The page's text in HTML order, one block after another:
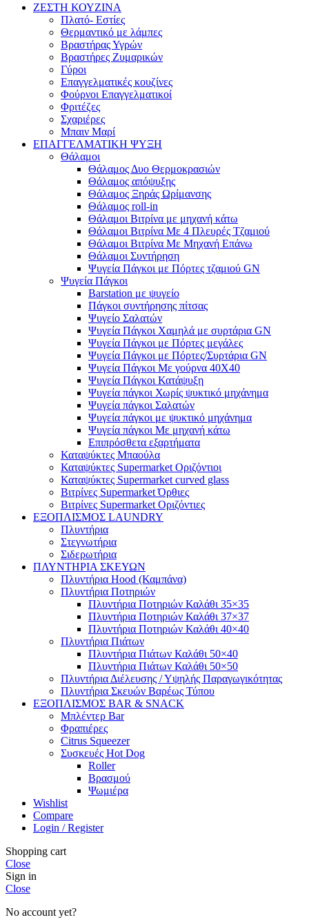
ΖΕΣΤΗ ΚΟΥΖΙΝΑ
Πλατό- Εστίες
Θερμαντικό με λάμπες
Βραστήρας Υγρών
Βραστήρες Ζυμαρικών
Γύροι
Επαγγελματικές κουζίνες
Φούρνοι Επαγγελματικοί
Φριτέζες
Σχαριέρες
Μπαιν Μαρί
ΕΠΑΓΓΕΛΜΑΤΙΚΗ ΨΥΞΗ
Θάλαμοι
Θάλαμος Δυο Θερμοκρασιών
Θάλαμος απόψυξης
Θάλαμος Ξηράς Ωρίμανσης
Θάλαμος roll-in
Θάλαμοι Βιτρίνα με μηχανή κάτω
Θάλαμοι Βιτρίνα Με 4 Πλευρές Τζαμιού
Θάλαμοι Βιτρίνα Με Μηχανή Επάνω
Θάλαμοι Συντήρηση
Ψυγεία Πάγκοι με Πόρτες τζαμιού GN
Ψυγεία Πάγκοι
Barstation με ψυγείο
Πάγκοι συντήρησης πίτσας
Ψυγείο Σαλατών
Ψυγεία Πάγκοι Χαμηλά με συρτάρια GN
Ψυγεία Πάγκοι με Πόρτες μεγάλες
Ψυγεία Πάγκοι με Πόρτες/Συρτάρια GN
Ψυγεία Πάγκοι Με γούρνα 40Χ40
Ψυγεία Πάγκοι Κατάψυξη
Ψυγεία πάγκοι Χωρίς ψυκτικό μηχάνημα
Ψυγεία πάγκοι Σαλατών
Ψυγεία πάγκοι με ψυκτικό μηχάνημα
Ψυγεία πάγκοι Με μηχανή κάτω
Επιπρόσθετα εξαρτήματα
Καταψύκτες Μπαούλα
Καταψύκτες Supermarket Οριζόντιοι
Καταψύκτες Supermarket curved glass
Βιτρίνες Supermarket Όρθιες
Βιτρίνες Supermarket Οριζόντιες
ΕΞΟΠΛΙΣΜΟΣ LAUNDRY
Πλυντήρια
Στεγνωτήρια
Σιδερωτήρια
ΠΛΥΝΤΗΡΙΑ ΣΚΕΥΩΝ
Πλυντήρια Hood (Καμπάνα)
Πλυντήρια Ποτηριών
Πλυντήρια Ποτηριών Καλάθι 35×35
Πλυντήρια Ποτηριών Καλάθι 37×37
Πλυντήρια Ποτηριών Καλάθι 40×40
Πλυντήρια Πιάτων
Πλυντήρια Πιάτων Καλάθι 50×40
Πλυντήρια Πιάτων Καλάθι 50×50
Πλυντήρια Διέλευσης / Υψηλής Παραγωγικότητας
Πλυντήρια Σκευών Βαρέως Τύπου
ΕΞΟΠΛΙΣΜΟΣ BAR & SNACK
Μπλέντερ Bar
Φραπιέρες
Citrus Squeezer
Συσκευές Hot Dog
Roller
Βρασμού
Ψωμιέρα
Wishlist
Compare
Login / Register
Shopping cart
Close
Sign in
Close
No account yet?